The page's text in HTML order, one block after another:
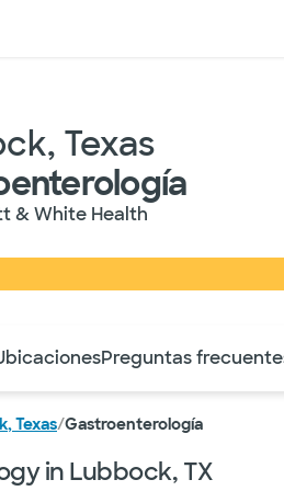
Texas
& White Health
Preguntas
Texas/Gastroenterología
in Lubbock, TX